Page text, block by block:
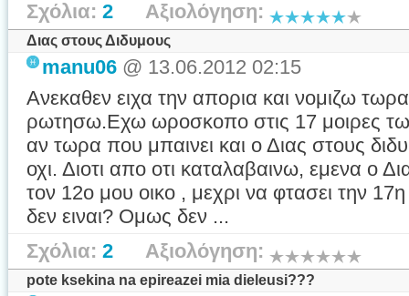
Σχόλια: 2 Αξιολόγηση:
Διας στους Διδυμους
manu06 @ 13.06.2012 02:15
Ανεκαθεν ειχα την απορια και νομιζω
ρωτησω.Εχω ωροσκοπο στις 17 μοιρες
αν τωρα που μπαινει και ο Διας στους
οχι. Διοτι απο οτι καταλαβαινω, εμενα ο
τον 12ο μου οικο , μεχρι να φτασει την
δεν ειναι? Ομως δεν ...
Σχόλια: 2 Αξιολόγηση:
pote ksekina na epireazei mia dieleusi???